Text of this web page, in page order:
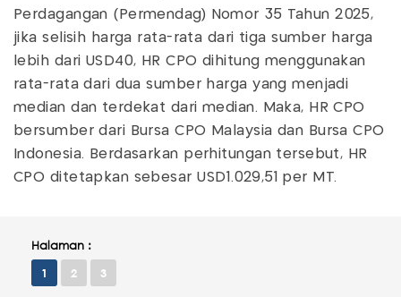
Perdagangan (Permendag) Nomor 35 Tahun 2025,
jika selisih harga rata-rata dari tiga sumber harga
lebih dari USD40, HR CPO dihitung menggunakan
rata-rata dari dua sumber harga yang menjadi
median dan terdekat dari median. Maka, HR CPO
bersumber dari Bursa CPO Malaysia dan Bursa CPO
Indonesia. Berdasarkan perhitungan tersebut, HR
CPO ditetapkan sebesar USD1.029,51 per MT.
Halaman :
1 2 3